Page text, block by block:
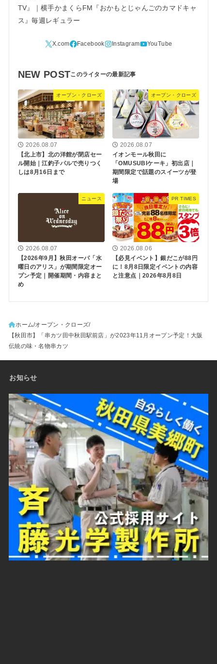
TV』｜横手かまくらFM『おかもとじゃんごのカマドキャ
ス』毎週レギュラー
NEW POST
オープン・クローズ
2026.08.07
【北上市】北の洋館が閉店セー
ル開始｜江釣子パルで売りつく
しは8月16日まで
オープン・クローズ
2026.08.07
イオンモール秋田に
「OMUSUBIケーキ」初出店｜
期間限定で話題のスイーツが登
場
ニュース
2026.08.07
【2026年9月】秋田オーパ「水
曜日のアリス」が期間限定オー
プン予定｜開催期間・内容まと
め
PR TIMES
2026.08.06
【必見イベント】銀だこが88円
に！8月8日限定イベントの内容
と注意点｜2026年8月8日
ホーム オープン・クローズ
【秋田市】「串カツ田中秋田駅前店」が2023年11月オープン予定！大阪
伝統の味・名物串カツ
お知らせ